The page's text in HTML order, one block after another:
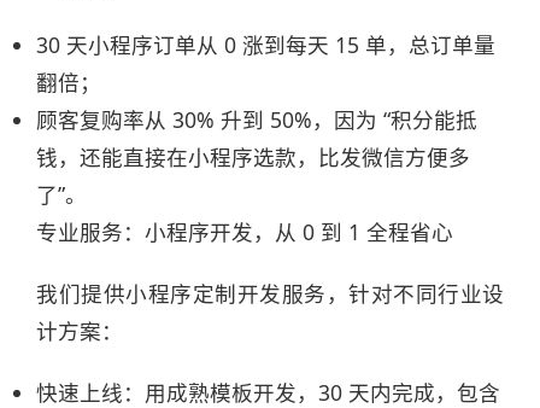
30 天小程序订单从 0 涨到每天 15 单，总订单量
翻倍；​
顾客复购率从 30% 升到 50%，因为 “积分能抵
钱，还能直接在小程序选款，比发微信方便多
了”。​
专业服务：小程序开发，从 0 到 1 全程省心​
我们提供小程序定制开发服务，针对不同行业设
计方案：​
快速上线：用成熟模板开发，30 天内完成，包含